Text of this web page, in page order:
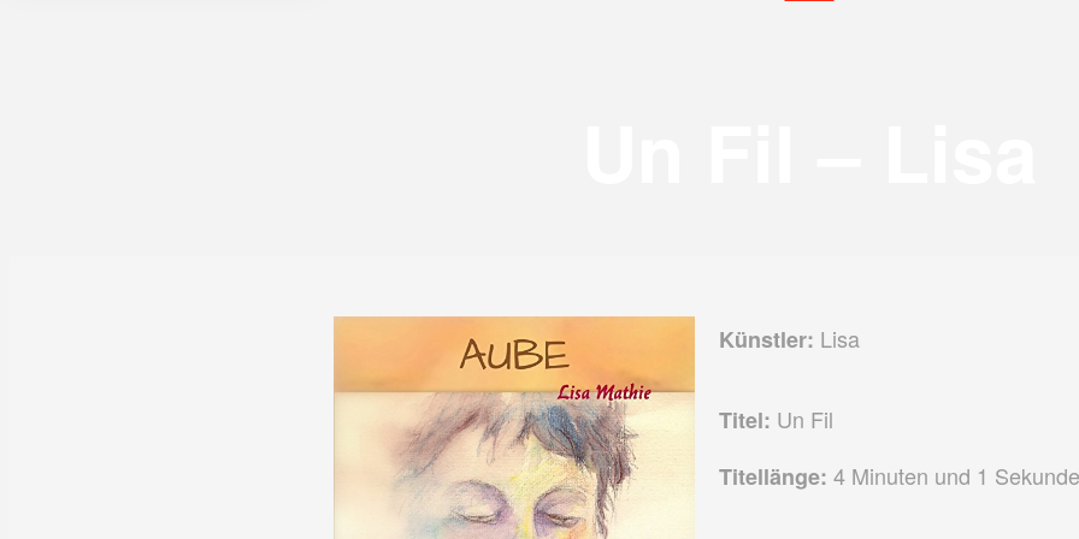
Künstler: Lisa
Titel: Un Fil
Titellänge: 4 Minuten und 1